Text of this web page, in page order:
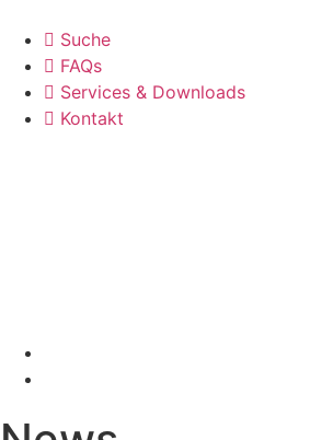
Suche
FAQs
Services & Downloads
Kontakt